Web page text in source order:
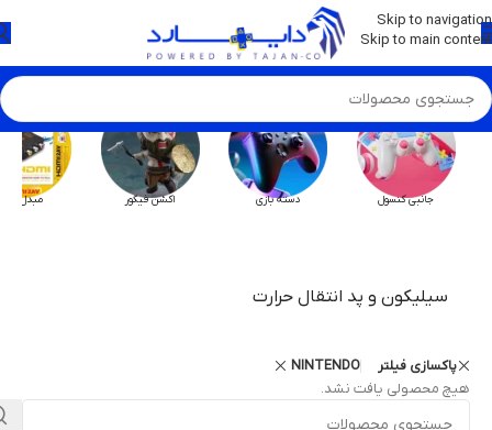
Skip to navigation
Skip to main content
💡برچسب و اسکین کنسول ها بروز شد . . . اینجا کیک کن !
جانبی کنسول دسته بازی اکشن فیگور مبدل HX
سیلیکون و پد انتقال حرارت
پاکسازی فیلتر NINTENDO
هیچ محصولی یافت نشد.